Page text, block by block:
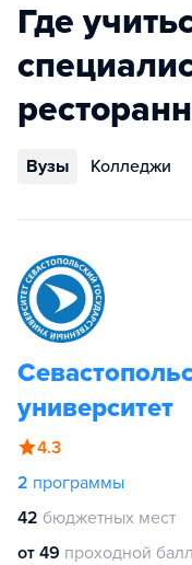
Где
Вузы Колледжи
университет
4.3
2 программы
42 бюджетных мест
от 49 проходной балл